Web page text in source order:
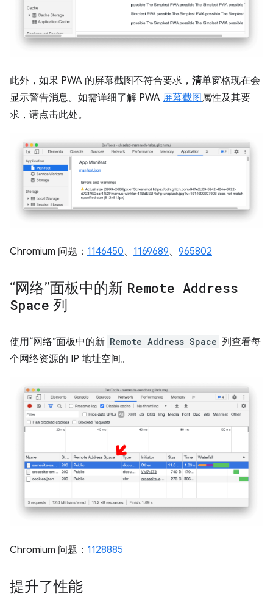
此外，如果 PWA 的屏幕截图不符合要求， 清单窗格现在会
显示警告消息。如需详细了解 PWA 屏幕截图属性及其要
求，请点击此处。
Chromium 问题： 1146450、 1169689、 965802
“网络”面板中的新 Remote Address
Space 列
使用“网络”面板中的新 Remote Address Space 列查看每
个网络资源的 IP 地址空间。
Chromium 问题： 1128885
提升了性能